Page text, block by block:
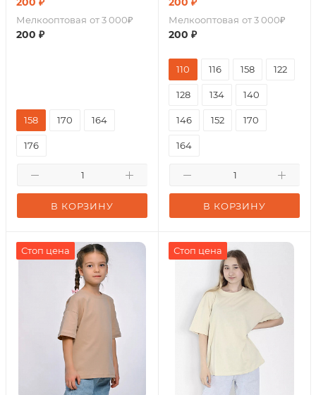
Мелкооптовая от 3 000₽
200 ₽
В КОРЗИНУ
158 170 164
176
Мелкооптовая от 3 000₽
200 ₽
В КОРЗИНУ
110 116 158 122
128 134 140
146 152 170
164
Стоп цена Стоп цена